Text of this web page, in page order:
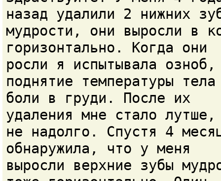
назад удалили 2 нижних
мудрости, они выросли в
горизонтально. Когда они
росли я испытывала озноб,
поднятие температуры
боли в груди. После их
удаления мне стало
не надолго. Спустя 4
обнаружила, что у меня
выросли верхние зубы